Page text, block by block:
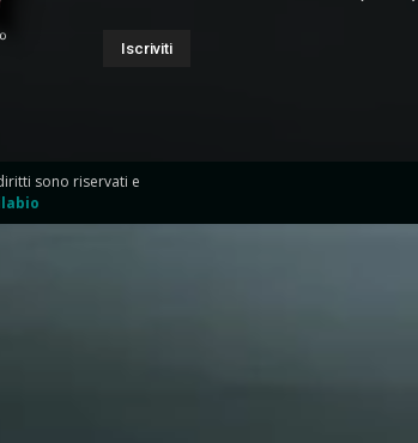
sono riservati e